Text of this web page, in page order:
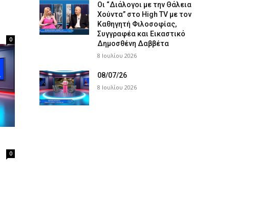
0
0
Οι “Διάλογοι με την Θάλεια
Χούντα” στο High TV με τον
Καθηγητή Φιλοσοφίας,
Συγγραφέα και Εικαστικό
Δημοσθένη Δαββέτα
8 Ιουλίου 2026
08/07/26
8 Ιουλίου 2026